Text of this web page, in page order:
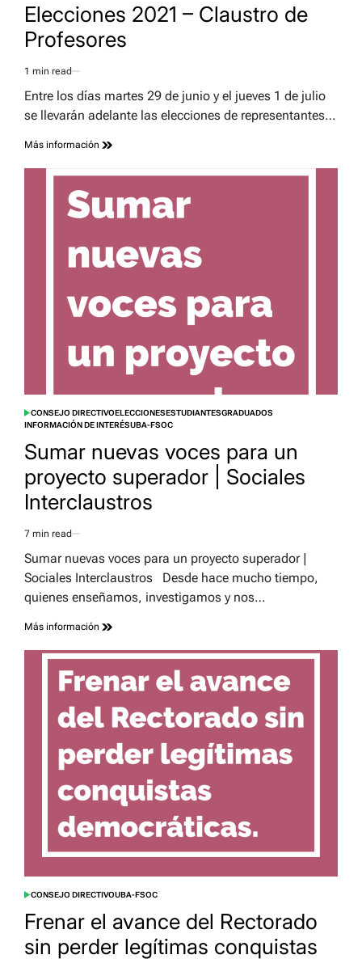
Elecciones 2021 – Claustro de
Profesores
Estimated
read
1 min read
Entre los días martes 29 de junio y el jueves 1 de julio
se llevarán adelante las elecciones de representantes…
Más información
POSTED
CONSEJO DIRECTIVOELECCIONESESTUDIANTESGRADUADOS
INFORMACIÓN DE INTERÉSUBA-FSOC
Sumar nuevas voces para un
proyecto superador | Sociales
Interclaustros
Estimated
read
7 min read
Sumar nuevas voces para un proyecto superador |
Sociales Interclaustros Desde hace mucho tiempo,
quienes enseñamos, investigamos y nos…
Más información
POSTED
CONSEJO DIRECTIVOUBA-FSOC
Frenar el avance del Rectorado
sin perder legítimas conquistas